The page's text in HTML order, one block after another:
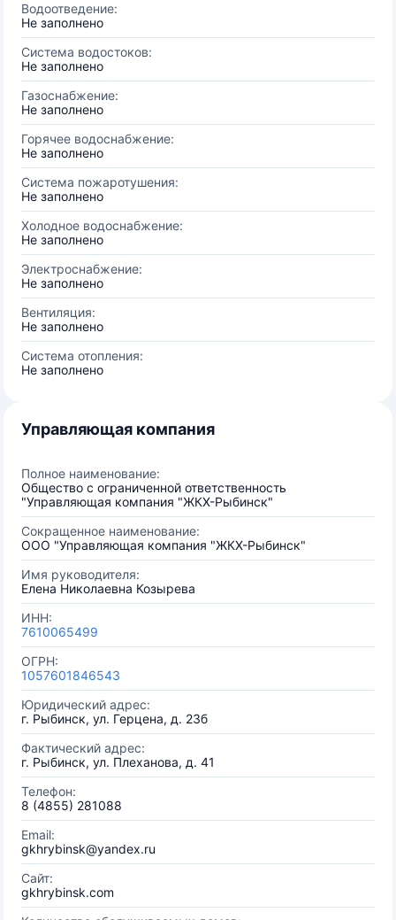
Водоотведение:
Не заполнено
Система водостоков:
Не заполнено
Газоснабжение:
Не заполнено
Горячее водоснабжение:
Не заполнено
Система пожаротушения:
Не заполнено
Холодное водоснабжение:
Не заполнено
Электроснабжение:
Не заполнено
Вентиляция:
Не заполнено
Система отопления:
Не заполнено
Управляющая компания
Полное наименование:
Общество с ограниченной ответственность
"Управляющая компания "ЖКХ-Рыбинск"
Сокращенное наименование:
ООО "Управляющая компания "ЖКХ-Рыбинск"
Имя руководителя:
Елена Николаевна Козырева
ИНН:
7610065499
ОГРН:
1057601846543
Юридический адрес:
г. Рыбинск, ул. Герцена, д. 23б
Фактический адрес:
г. Рыбинск, ул. Плеханова, д. 41
Телефон:
8 (4855) 281088
Email:
gkhrybinsk@yandex.ru
Сайт:
gkhrybinsk.com